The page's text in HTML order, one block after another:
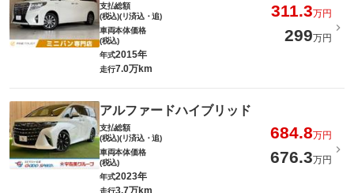
支払総額
(税込)(リ済込・追)
311.3万円
車両本体価格
(税込)
299万円
年式2015年
走行7.0万km
アルファードハイブリッド
支払総額
(税込)(リ済込・追)
684.8万円
車両本体価格
(税込)
676.3万円
年式2023年
走行3.7万km